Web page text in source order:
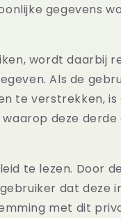
gegevens
wordt daarbij
Als de
te verstrekken, is
deze
te lezen. Door
dat deze
met dit